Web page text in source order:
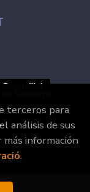
Reservats |
terceros para
análisis de sus
información
.